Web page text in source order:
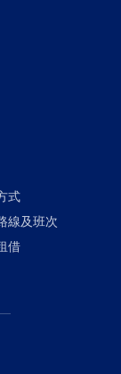
式
線及班次
借